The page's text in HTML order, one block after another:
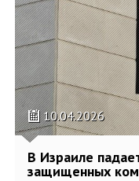
10.04.2026
В Израиле
защищенных